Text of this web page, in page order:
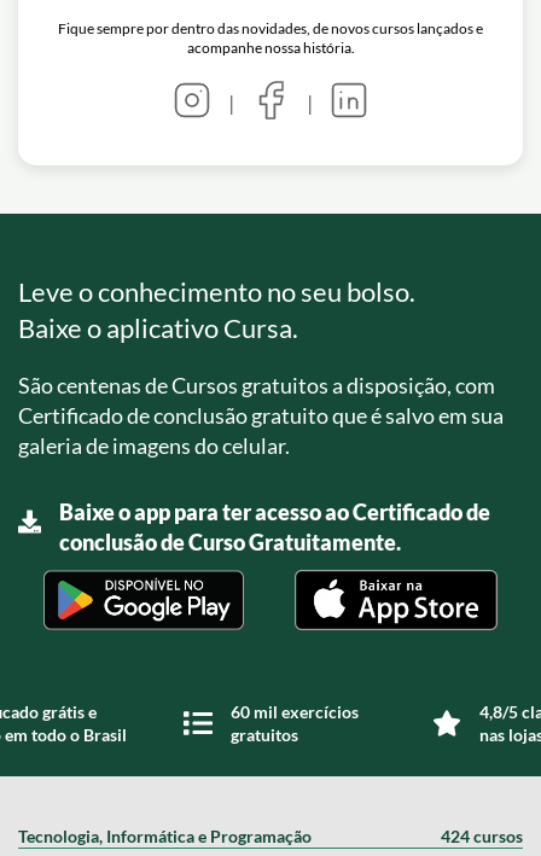
Fique sempre por dentro das novidades, de novos cursos lançados e
acompanhe nossa história.
| |
Leve o conhecimento no seu bolso.
Baixe o aplicativo Cursa.
São centenas de Cursos gratuitos a disposição, com
Certificado de conclusão gratuito que é salvo em sua
galeria de imagens do celular.
Baixe o app para ter acesso ao Certificado de
conclusão de Curso Gratuitamente.
grátis e
todo o Brasil
60 mil exercícios
gratuitos
4,8/5
nas
Tecnologia, Informática e Programação 424 cursos